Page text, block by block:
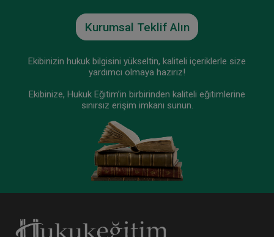
Kurumsal Teklif Alın
Ekibinizin hukuk bilgisini yükseltin, kaliteli içeriklerle size
yardımcı olmaya hazırız!
Ekibinize, Hukuk Eğitim’in birbirinden kaliteli eğitimlerine
sınırsız erişim imkanı sunun.